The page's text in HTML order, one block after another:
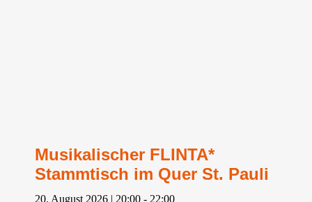
Musikalischer FLINTA*
Stammtisch im Quer St. Pauli
20. August 2026 | 20:00- 22:00